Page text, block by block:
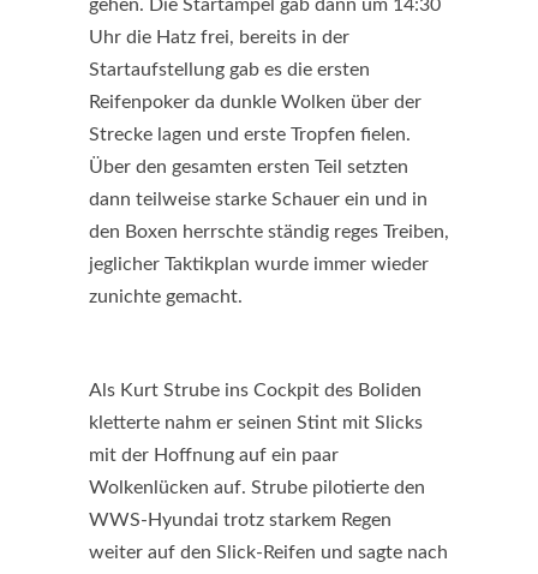
gehen. Die Startampel gab dann um 14:30
Uhr die Hatz frei, bereits in der
Startaufstellung gab es die ersten
Reifenpoker da dunkle Wolken über der
Strecke lagen und erste Tropfen fielen.
Über den gesamten ersten Teil setzten
dann teilweise starke Schauer ein und in
den Boxen herrschte ständig reges Treiben,
jeglicher Taktikplan wurde immer wieder
zunichte gemacht.
Als Kurt Strube ins Cockpit des Boliden
kletterte nahm er seinen Stint mit Slicks
mit der Hoffnung auf ein paar
Wolkenlücken auf. Strube pilotierte den
WWS-Hyundai trotz starkem Regen
weiter auf den Slick-Reifen und sagte nach